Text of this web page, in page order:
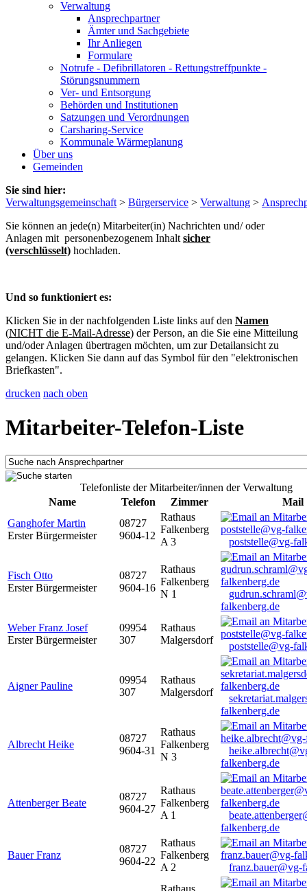
Verwaltung
Ansprechpartner
Ämter und Sachgebiete
Ihr Anliegen
Formulare
Notrufe - Defibrillatoren - Rettungstreffpunkte -
Störungsnummern
Ver- und Entsorgung
Behörden und Institutionen
Satzungen und Verordnungen
Carsharing-Service
Kommunale Wärmeplanung
Über uns
Gemeinden
Sie sind hier:
Verwaltungsgemeinschaft > Bürgerservice > Verwaltung >
Sie können an jede(n) Mitarbeiter(in) Nachrichten und/ oder
Anlagen mit personenbezogenem Inhalt sicher
(verschlüsselt) hochladen.
Und so funktioniert es:
Klicken Sie in der nachfolgenden Liste links auf den Namen
(NICHT die E-Mail-Adresse) der Person, an die Sie eine Mitteilung
und/oder Anlagen übertragen möchten, um zur Detailansicht zu
gelangen. Klicken Sie dann auf das Symbol für den "elektronischen
Briefkasten".
drucken nach oben
Mitarbeiter-Telefon-Liste
Telefonliste der Mitarbeiter/innen der Verwaltung
Name
Telefon Zimmer
Mail
Ganghofer Martin
Erster Bürgermeister
08727
9604-12
Rathaus
Falkenberg
A 3
poststelle@vg-
Fisch Otto
Erster Bürgermeister
08727
9604-16
Rathaus
Falkenberg
N 1
falkenberg.de
Weber Franz Josef
Erster Bürgermeister
09954
307
Rathaus
Malgersdorf
poststelle@vg-
Aigner Pauline
09954
307
Rathaus
Malgersdorf
falkenberg.de
Albrecht Heike
08727
9604-31
Rathaus
Falkenberg
N 3
falkenberg.de
Attenberger Beate
08727
9604-27
Rathaus
Falkenberg
A 1
falkenberg.de
Bauer Franz
08727
9604-22
Rathaus
Falkenberg
A 2
franz.bauer@vg-
Rathaus